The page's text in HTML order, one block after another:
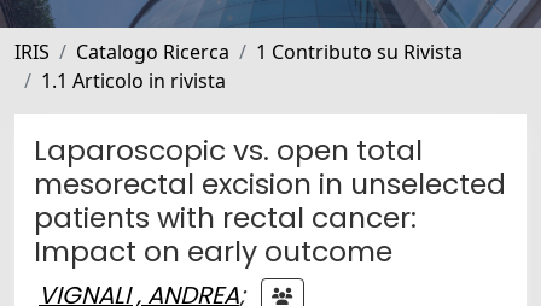
IRIS Catalogo Ricerca
1 Contributo su Rivista
1.1 Articolo in rivista
Laparoscopic vs. open total
mesorectal excision in unselected
patients with rectal cancer:
Impact on early outcome
VIGNALI , ANDREA;